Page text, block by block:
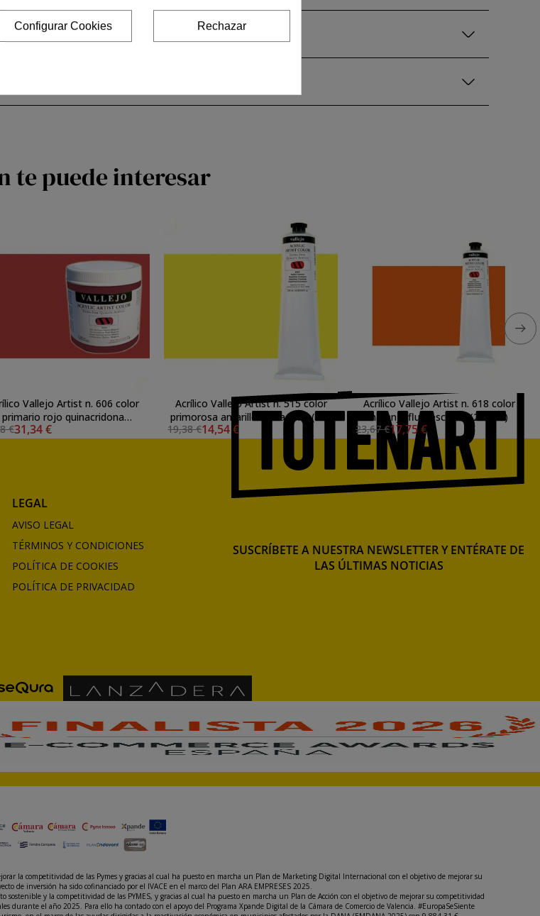
te puede interesar
Vallejo Artist n. 606 color
primario rojo quinacridona
magenta (500 ml)
€31,34 €
Acrílico Vallejo Artist n. 515 color
primorosa amarillo de cadmio (200
19,38 €14,54 €
Acrílico Vallejo Artist n. 618 color
naranja fluorescente (200 ml)
23,67 €17,75 €
LEGAL
AVISO LEGAL
TÉRMINOS Y CONDICIONES
POLÍTICA DE COOKIES
POLÍTICA DE PRIVACIDAD
SUSCRÍBETE A NUESTRA NEWSLETTER Y ENTÉRATE DE
LAS ÚLTIMAS NOTICIAS
la competitividad de las Pymes y gracias al cual ha puesto en marcha un Plan de Marketing Digital Internacional con el objetivo de mejorar su
de inversión ha sido cofinanciado por el IVACE en el marco del Plan ARA EMPRESES 2025.
sostenible y la competitividad de las PYMES, y gracias al cual ha puesto en marcha un Plan de Acción con el objetivo de mejorar su competitividad
el año 2025. Para ello ha contado con el apoyo del Programa Xpande Digital de la Cámara de Comercio de Valencia. #EuropaSeSiente
Configurar Cookies Rechazar